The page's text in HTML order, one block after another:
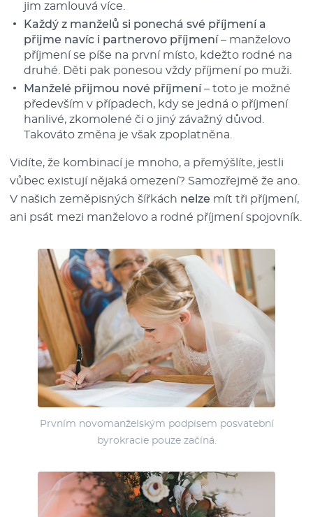
jim zamlouvá více.
Každý z manželů si ponechá své příjmení a
přijme navíc i partnerovo příjmení – manželovo
příjmení se píše na první místo, kdežto rodné na
druhé. Děti pak ponesou vždy příjmení po muži.
Manželé přijmou nové příjmení – toto je možné
především v případech, kdy se jedná o příjmení
hanlivé, zkomolené či o jiný závažný důvod.
Takováto změna je však zpoplatněna.
Vidíte, že kombinací je mnoho, a přemýšlíte, jestli
vůbec existují nějaká omezení? Samozřejmě že ano.
V našich zeměpisných šířkách nelze mít tři příjmení,
ani psát mezi manželovo a rodné příjmení spojovník.
Prvním novomanželským podpisem posvatební
byrokracie pouze začíná.